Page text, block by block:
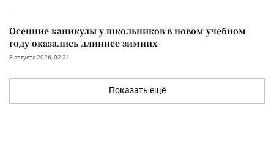
Осенние каникулы у школьников в новом учебном
году оказались длиннее зимних
8 августа 2026, 02:21
Показать ещё